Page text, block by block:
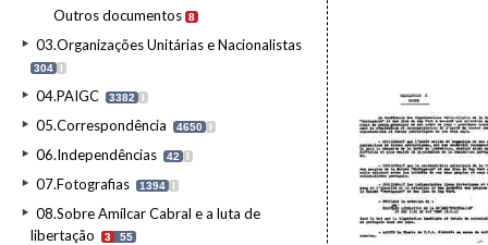
Outros documentos 8
03.Organizações Unitárias e Nacionalistas
304 I
04.PAIGC 3382 I
05.Correspondência 4650 I
06.Independências 42 I
07.Fotografias 1394 I
08.Sobre Amílcar Cabral e a luta de
libertação
3 55